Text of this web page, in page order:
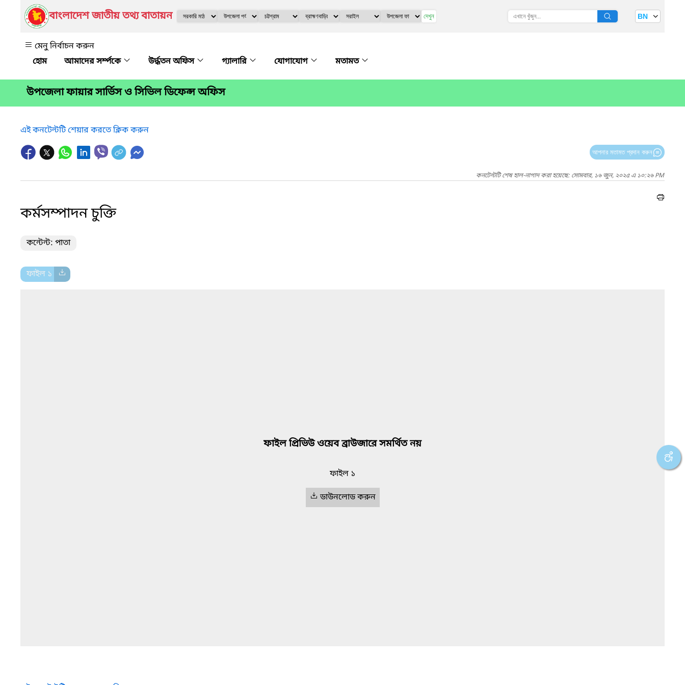
বাংলাদেশ জাতীয় তথ্য বাতায়ন দেখুন BN
মেনু নির্বাচন করুন
আমাদের সর্ম্পকে
উর্দ্ধতন অফিস গ্যালারি যোগাযোগ মতামত
উপজেলা ফায়ার সার্ভিস ও সিভিল ডিফেন্স অফিস
এই কনটেন্টটি শেয়ার করতে ক্লিক করুন
আপনার মতামত প্রদান করুন
কনটেন্টটি শেষ হাল-নাগাদ করা হয়েছে: সোমবার, ১৬ জুন, ২০২৫ এ ১০:২৬ PM
কর্মসম্পাদন চুক্তি
কন্টেন্ট: পাতা
ফাইল ১
ফাইল প্রিভিউ ওয়েব ব্রাউজারে সমর্থিত নয়
ফাইল ১
ডাউনলোড করুন